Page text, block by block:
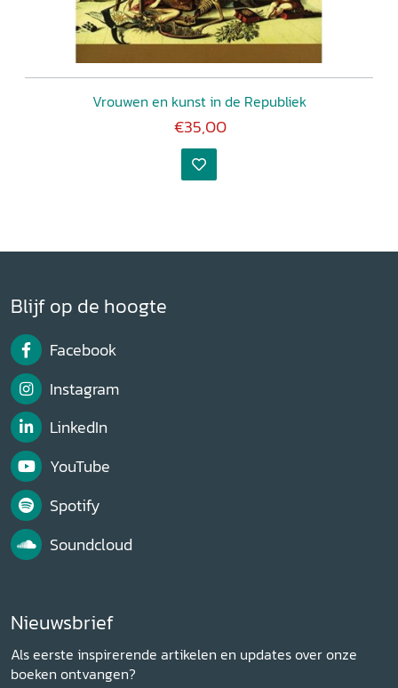
Vrouwen en kunst in de Republiek
€35,00
Blijf op de hoogte
Facebook
Instagram
LinkedIn
YouTube
Spotify
Soundcloud
Nieuwsbrief
Als eerste inspirerende artikelen en updates over onze
boeken ontvangen?